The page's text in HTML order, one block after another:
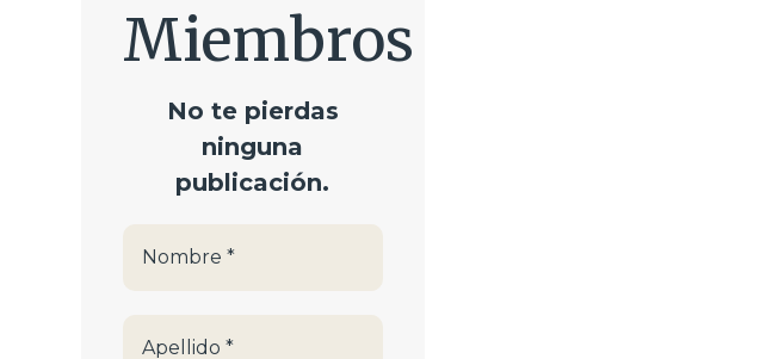
Miembros
No te pierdas
ninguna
publicación.